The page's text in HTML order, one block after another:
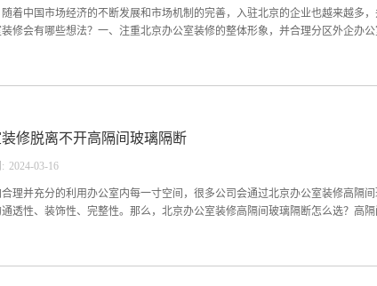
的性格特征。以上知识今天为大家带来的“300㎡北京办公室装修设计要注意
环境和过硬的...
着中国市场经济的不断发展和市场机制的完善，入驻北京的企业也越来越多
修会有哪些想法？一、注重北京办公室装修的整体形象，并合理分区外企办
公室的整体形象设计，注重北京办公室装修的整体形象，为员工构建一个优
。三、坚持简约舒适的北京办公室装修设计理念在外企公司北京办公室装修
灵感，还能提高工作效率。四、打破常规，突出北京办公室装修时尚感谈到
室装修设计的成功还体现在打破常规，突出现代北京办公室装修设计的时尚
格的特色。以上就是今天为大家...
修脱离不开高隔间玻璃隔断
理并充分的利用办公室内每一寸空间，很多公司会通过北京办公室装修高隔
透性、装饰性、完整性。那么，北京办公室装修高隔间玻璃隔断怎么选？高
于会议室和行政人员办公室，是一种到顶并连接楼板的隔断方式。而使用的
2024-03-16